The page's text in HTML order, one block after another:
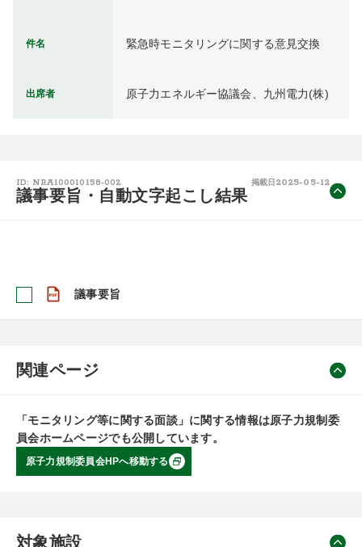
件名 緊急時モニタリングに関する意見交換
出席者 原子力エネルギー協議会、九州電力(株)
ID: NRA100010158-002 掲載日 2025-05-12
議事要旨・自動文字起こし結果
議事要旨
関連ページ
「モニタリング等に関する面談」に関する情報は原子力規制委
員会ホームページでも公開しています。
原子力規制委員会HPへ移動する
対象施設